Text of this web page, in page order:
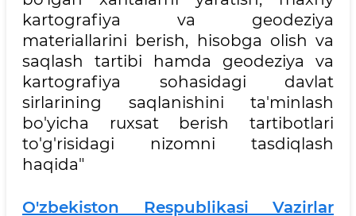
kartografiya va geodeziya
materiallarini berish, hisobga olish va
saqlash tartibi hamda geodeziya va
kartografiya sohasidagi davlat
sirlarining saqlanishini ta'minlash
bo'yicha ruxsat berish tartibotlari
to'g'risidagi nizomni tasdiqlash
haqida"
O'zbekiston Respublikasi Vazirlar